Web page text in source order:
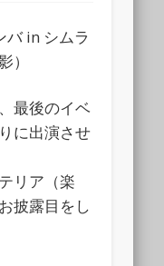
in シムラ
）
最後のイベ
に出演させ
リア（楽
披露目をし